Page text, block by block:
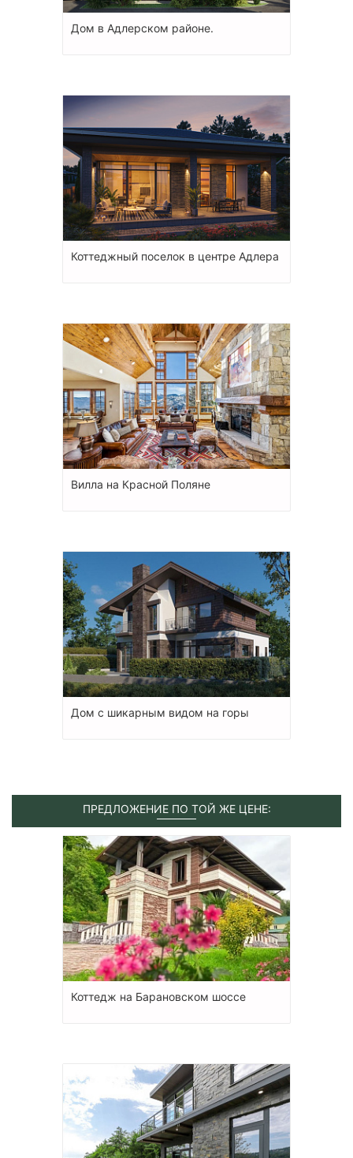
Дом в Адлерском районе.
Коттеджный поселок в центре Адлера
Вилла на Красной Поляне
Дом с шикарным видом на горы
ПРЕДЛОЖЕНИЕ ПО ТОЙ ЖЕ ЦЕНЕ:
Коттедж на Барановском шоссе